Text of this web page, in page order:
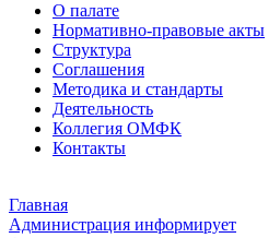
О палате
Нормативно-правовые акты
Структура
Соглашения
Методика и стандарты
Деятельность
Коллегия ОМФК
Контакты
Главная
Администрация информирует